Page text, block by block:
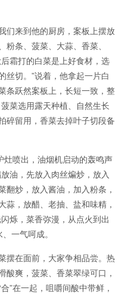
们来到他的厨房，案板上摆放
条、菠菜、大蒜、香菜、
霜打的白菜是上好食材，选
丝切。”说着，他拿起一片白
条跃然案板上，长短一致，整
菜选用露天种植、自然生长
碎留用，香菜去掉叶子切段备
灶喷出，油烟机启动的轰鸣声
油，先放入肉丝煸炒，放入
翻炒，放入酱油，加入粉条，
蒜，放醋、老抽、盐和味精，
烁，菜香弥漫，从点火到出
一气呵成。
摆在面前，大家争相品尝。热
酸爽，菠菜、香菜翠绿可口，
”在一起，咀嚼间酸中带鲜，